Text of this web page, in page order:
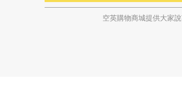
空英購物商城提供大家